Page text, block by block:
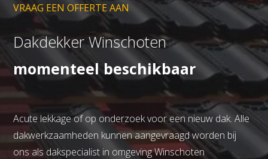
VRAAG EEN OFFERTE AAN
Dakdekker Winschoten
momenteel beschikbaar
Acute lekkage of op onderzoek voor een nieuw dak. Alle
dakwerkzaamheden kunnen aangevraagd worden bij
ons als dakspecialist in omgeving Winschoten